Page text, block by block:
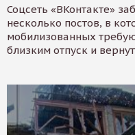
Соцсеть «ВКонтакте»
несколько постов, в
мобилизованных
близким отпуск и